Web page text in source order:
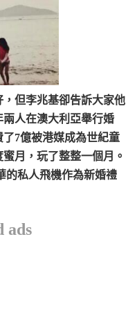
但李兆基卻告訴大家他
人在澳大利亞舉行婚
7億被港媒成為世紀童
月，玩了整整一個月。
的私人飛機作為新婚禮
ads